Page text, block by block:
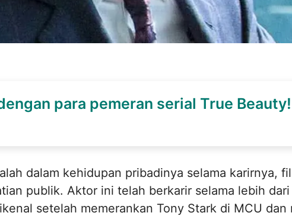
para pemeran serial True Beauty!
dalam kehidupan pribadinya selama karirnya,
publik. Aktor ini telah berkarir selama lebih
setelah memerankan Tony Stark di MCU dan